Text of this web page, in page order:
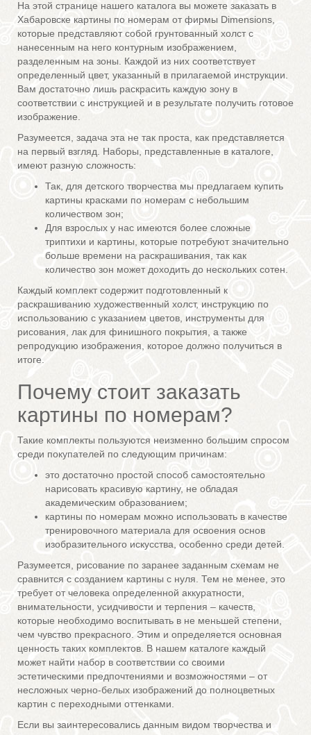
На этой странице нашего каталога вы можете заказать в
Хабаровске картины по номерам от фирмы Dimensions,
которые представляют собой грунтованный холст с
нанесенным на него контурным изображением,
разделенным на зоны. Каждой из них соответствует
определенный цвет, указанный в прилагаемой инструкции.
Вам достаточно лишь раскрасить каждую зону в
соответствии с инструкцией и в результате получить готовое
изображение.
Разумеется, задача эта не так проста, как представляется
на первый взгляд. Наборы, представленные в каталоге,
имеют разную сложность:
Так, для детского творчества мы предлагаем купить
картины красками по номерам с небольшим
количеством зон;
Для взрослых у нас имеются более сложные
триптихи и картины, которые потребуют значительно
больше времени на раскрашивания, так как
количество зон может доходить до нескольких сотен.
Каждый комплект содержит подготовленный к
раскрашиванию художественный холст, инструкцию по
использованию с указанием цветов, инструменты для
рисования, лак для финишного покрытия, а также
репродукцию изображения, которое должно получиться в
итоге.
Почему стоит заказать
картины по номерам?
Такие комплекты пользуются неизменно большим спросом
среди покупателей по следующим причинам:
это достаточно простой способ самостоятельно
нарисовать красивую картину, не обладая
академическим образованием;
картины по номерам можно использовать в качестве
тренировочного материала для освоения основ
изобразительного искусства, особенно среди детей.
Разумеется, рисование по заранее заданным схемам не
сравнится с созданием картины с нуля. Тем не менее, это
требует от человека определенной аккуратности,
внимательности, усидчивости и терпения – качеств,
которые необходимо воспитывать в не меньшей степени,
чем чувство прекрасного. Этим и определяется основная
ценность таких комплектов. В нашем каталоге каждый
может найти набор в соответствии со своими
эстетическими предпочтениями и возможностями – от
несложных черно-белых изображений до полноцветных
картин с переходными оттенками.
Если вы заинтересовались данным видом творчества и